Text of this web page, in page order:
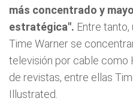
más concentrado y
estratégica". Entre tanto,
Time Warner se
televisión por cable como
de revistas, entre ellas
Illustrated.